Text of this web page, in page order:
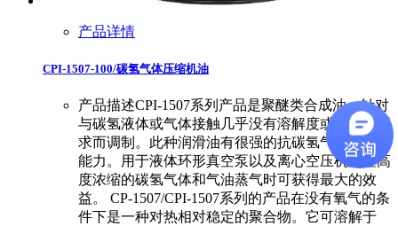
产品详情
CPI-1507-100/碳氢气体压缩机油
产品描述CPI-1507系列产品是聚醚类合成油，针对
与碳氢液体或气体接触几乎没有溶解度或稀释的要
求而调制。此种润滑油有很强的抗碳氢气体稀释的
能力。用于液体环形真空泵以及离心空压机处理高
度浓缩的碳氢气体和气油蒸气时可获得最大的效
益。 CP-1507/CPI-1507系列的产品在没有氧气的条
件下是一种对热相对稳定的聚合物。它可溶解于